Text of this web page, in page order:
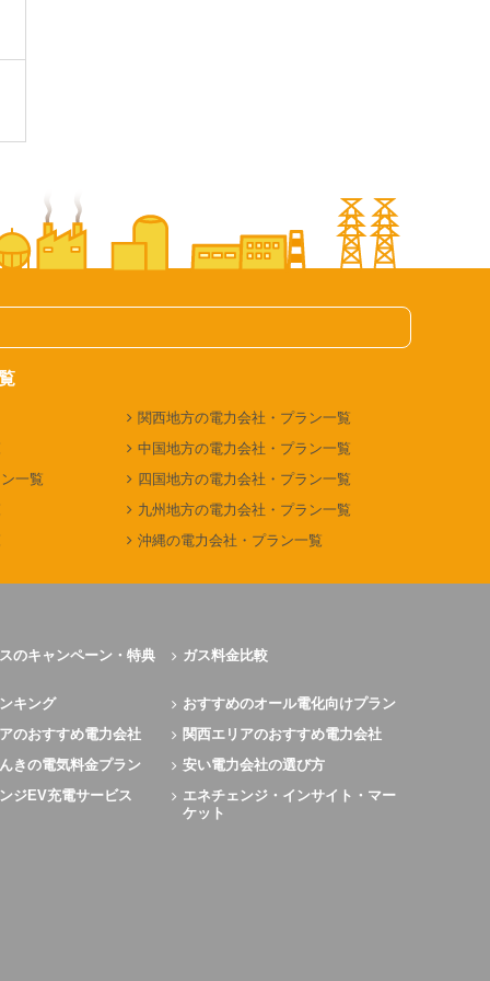
一覧
関西地方の電力会社・プラン一覧
中国地方の電力会社・プラン一覧
四国地方の電力会社・プラン一覧
九州地方の電力会社・プラン一覧
沖縄の電力会社・プラン一覧
のキャンペーン・特典
ガス料金比較
キング
おすすめのオール電化向けプラン
のおすすめ電力会社
関西エリアのおすすめ電力会社
んきの電気料金プラン
安い電力会社の選び方
ジEV充電サービス
エネチェンジ・インサイト・マー
ケット